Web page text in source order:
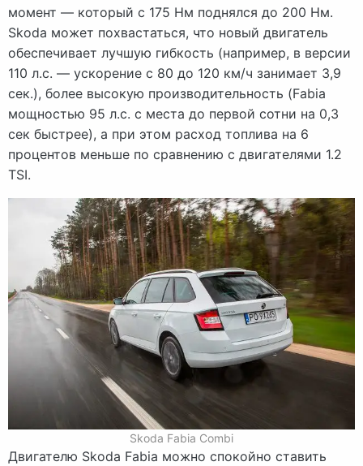
момент — который с 175 Нм поднялся до 200 Нм.
Skoda может похвастаться, что новый двигатель
обеспечивает лучшую гибкость (например, в версии
110 л.с. — ускорение с 80 до 120 км/ч занимает 3,9
сек.), более высокую производительность (Fabia
мощностью 95 л.с. с места до первой сотни на 0,3
сек быстрее), а при этом расход топлива на 6
процентов меньше по сравнению с двигателями 1.2
TSI.
Skoda Fabia Combi
Двигателю Skoda Fabia можно спокойно ставить